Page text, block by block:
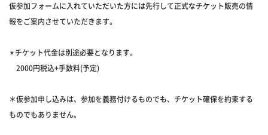
仮参加フォームに入れていただいた方には先行して正式なチケット販売の情
報をご案内させていただきます。
✴︎チケット代金は別途必要となります。
2000円税込+手数料(予定)
＊仮参加申し込みは、参加を義務付けるものでも、チケット確保を約束する
ものでもありません。